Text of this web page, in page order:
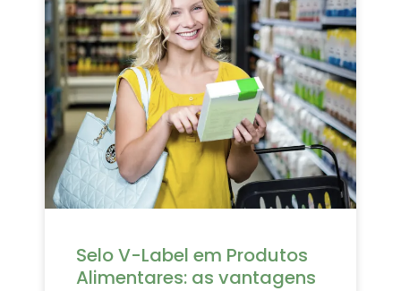
Selo V-Label em Produtos
Alimentares: as vantagens